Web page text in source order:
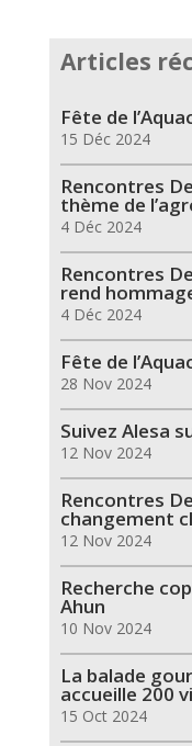
Articles
Fête de
15 Déc 2024
Rencontres
thème de
4 Déc 2024
Rencontres
rend
4 Déc 2024
Fête de
28 Nov 2024
Suivez Alesa
12 Nov 2024
Rencontres
changement
12 Nov 2024
Recherche
Ahun
10 Nov 2024
La balade
accueille 200
15 Oct 2024